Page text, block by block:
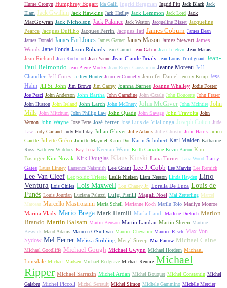
Hume Cronyn Humphrey Bogart Ida Galli Ingrid Bergman Ingrid Pitt Jack Black Jack
Elam Jack Gwillim Jack Hawkins Jack Hedley Jack Lemmon Jack Lord Jack
MacGowran Jack Nicholson Jack Palance Jack Weston Jacqueline Bisset Jacqueline
Pearce Jacques Dufilho Jacques Perrin Jacques Tati James Coburn James Dean
James Donald James Earl Jones James Garner James Mason James Stewart James
Woods Jane Fonda Jason Robards Jean Carmet Jean Gabin Jean Lefebvre Jean Marais
Jean Richard Jean Rochefort Jean Yanne Jean-Claude Brialy Jean-Louis Trintignant Jean-
Paul Belmondo Jean-Pierre Mocky Jean-Roger Caussimon Jeanne Moreau Jeff
Chandler Jeff Corey Jeffrey Hunter Jennifer Connelly Jennifer Daniel Jeremy Kemp Jess
Hahn Jill St. John Jim Brown Jim Carrey Joanna Barnes Joanne Whalley Jodie Foster
Joe Pesci John Anderson John Bartha John Carradine John Cazale John Doucette John Fraser
John Huston John Ireland John Larch John McEnery John McGiver John McIntire John
Mills John Mitchum John Phillip Law John Quade John Savage John Travolta John
Vernon John Wayne José Ferre José Ferrer José Luis de Vilallonga Joseph Cotten Jude
Law Judy Garland Judy Holliday Julian Glover Julie Adams Julie Christie Julie Harris Julien
Carette Juliette Gréco Juliette Mayniel Karin Dor Karin Schubert Karl Malden Katharine
Ross Kathleen Widdoes Kay Lenz Keenan Wynn Keith Carradine Kevin Bacon Kim
Basinger Kim Novak Kirk Douglas Klaus Kinski Lana Turner Lana Wood Larry
Gates Laura Linney Laurence Naismith Lee Grant Lee J. Cobb Lee Marvin Lee Remick
Lee Van Cleef Leopoldo Trieste Leslie Nielsen Liam Neeson Linda Hayden Lino
Ventura Lois Chiles Lois Maxwell Lon Chaney Jr. Lorella De Luca Louis de
Funès Louis Jourdan Luciana Paluzzi Luigi Pistilli Magali Noël Mai Zetterling Marcel
Marceau Marcello Mastroianni Maria Schell Marianne Koch Marilù Tolo Marilyn Monroe
Marina Vlady Mario Brega Mark Hamill Marla Landi Marlene Dietrich Marlon
Brando Martin Balsam Martin Benson Martin Landau Martin Sheen Martine
Beswick Maud Adams Maureen O'Sullivan Maurice Chevalier Maurice Risch Max Von
Sydow Mel Ferrer Melissa Stribling Meryl Streep Mia Farrow Michael Caine
Michael Goodliffe Michael Gough Michael Gwynn Michael Hordern Michael
Lonsdale Michael Madsen Michael Redgrave Michael Rennie Michael
Ripper Michael Sarrazin Michel Ardan Michel Bouquet Michel Constantin Michel
Galabru Michel Piccoli Michel Serrault Michel Simon Michele Gammino Michèle Mercier